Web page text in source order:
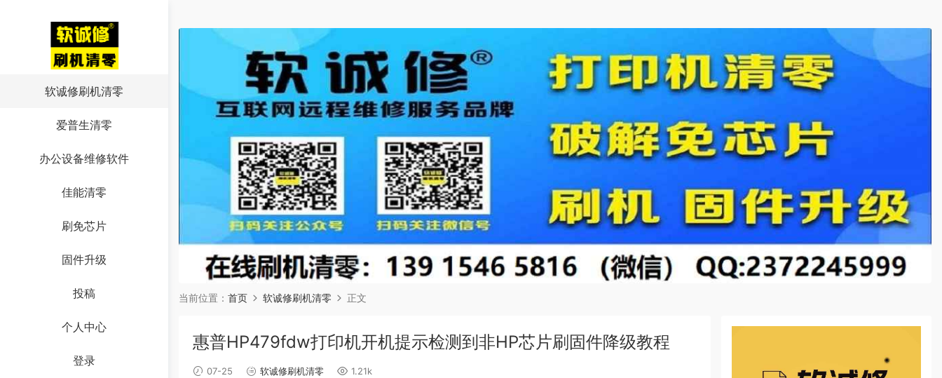
软诚修刷机清零
爱普生清零
办公设备维修软件
佳能清零
刷免芯片
固件升级
投稿
个人中心
登录
当前位置： 首页 软诚修刷机清零 正文
惠普HP479fdw打印机开机提示检测到非HP芯片刷固件降级教程
07-25 软诚修刷机清零 1.21k